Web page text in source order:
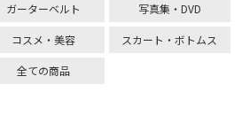
ガーターベルト 写真集・DVD
コスメ・美容 スカート・ボトムス
全ての商品